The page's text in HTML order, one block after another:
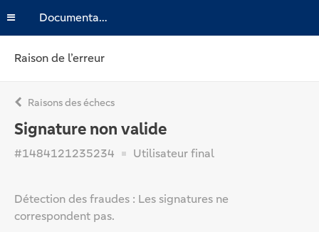
Documentation
Raison de l’erreur
Raisons des échecs
Signature non valide
#1484121235234 Utilisateur final
Détection des fraudes : Les signatures ne
correspondent pas.